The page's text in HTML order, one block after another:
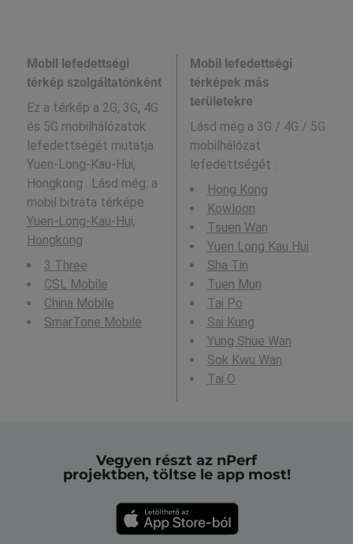
Mobil lefedettségi
térkép szolgáltatónként
Ez a térkép a 2G, 3G, 4G
és 5G mobilhálózatok
lefedettségét mutatja
Yuen-Long-Kau-Hui,
Hongkong . Lásd még: a
mobil bitráta térképe
Yuen-Long-Kau-Hui,
Hongkong .
3 Three
CSL Mobile
China Mobile
SmarTone Mobile
Mobil lefedettségi
térképek más
területekre
Lásd még a 3G / 4G / 5G
mobilhálózat
lefedettségét :
Hong Kong
Kowloon
Tsuen Wan
Yuen Long Kau Hui
Sha Tin
Tuen Mun
Tai Po
Sai Kung
Yung Shue Wan
Sok Kwu Wan
Tai O
Vegyen részt az nPerf
projektben, töltse le app most!